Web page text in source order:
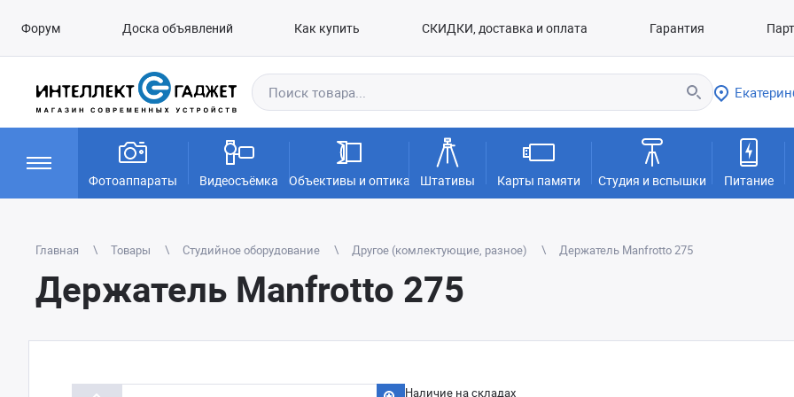
Форум Доска объявлений Как купить СКИДКИ, доставка и оплата Гарантия
Фотоаппараты Видеосъёмка Объективы и оптика Штативы Карты памяти Студия и вспышки Питание
Главная Товары Студийное оборудование Другое (комлектующие, разное) Держатель Manfrotto 275
Держатель Manfrotto 275
Наличие на складах